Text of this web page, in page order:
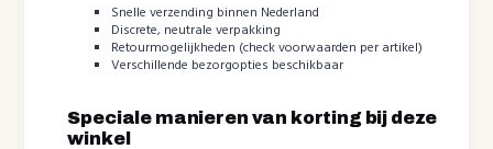
Snelle verzending binnen Nederland
Discrete, neutrale verpakking
Retourmogelijkheden (check voorwaarden per artikel)
Verschillende bezorgopties beschikbaar
Speciale manieren van korting bij deze
winkel